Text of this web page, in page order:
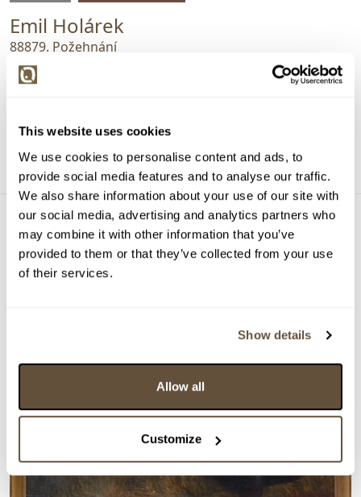
This website uses cookies
We use cookies to personalise content and ads, to
provide social media features and to analyse our traffic.
We also share information about your use of our site with
our social media, advertising and analytics partners who
may combine it with other information that you’ve
provided to them or that they’ve collected from your use
of their services.
Show details
Allow all
Customize
Emil Holárek
88879. Požehnání
Vyvolávací cena:
Detail